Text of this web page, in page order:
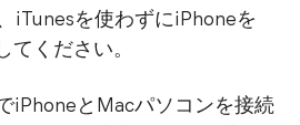
iTunesを使わずにiPhoneを
てください。
iPhoneとMacパソコンを接続